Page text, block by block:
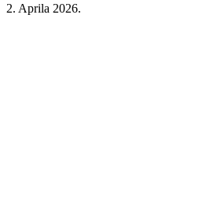
2. Aprila 2026.